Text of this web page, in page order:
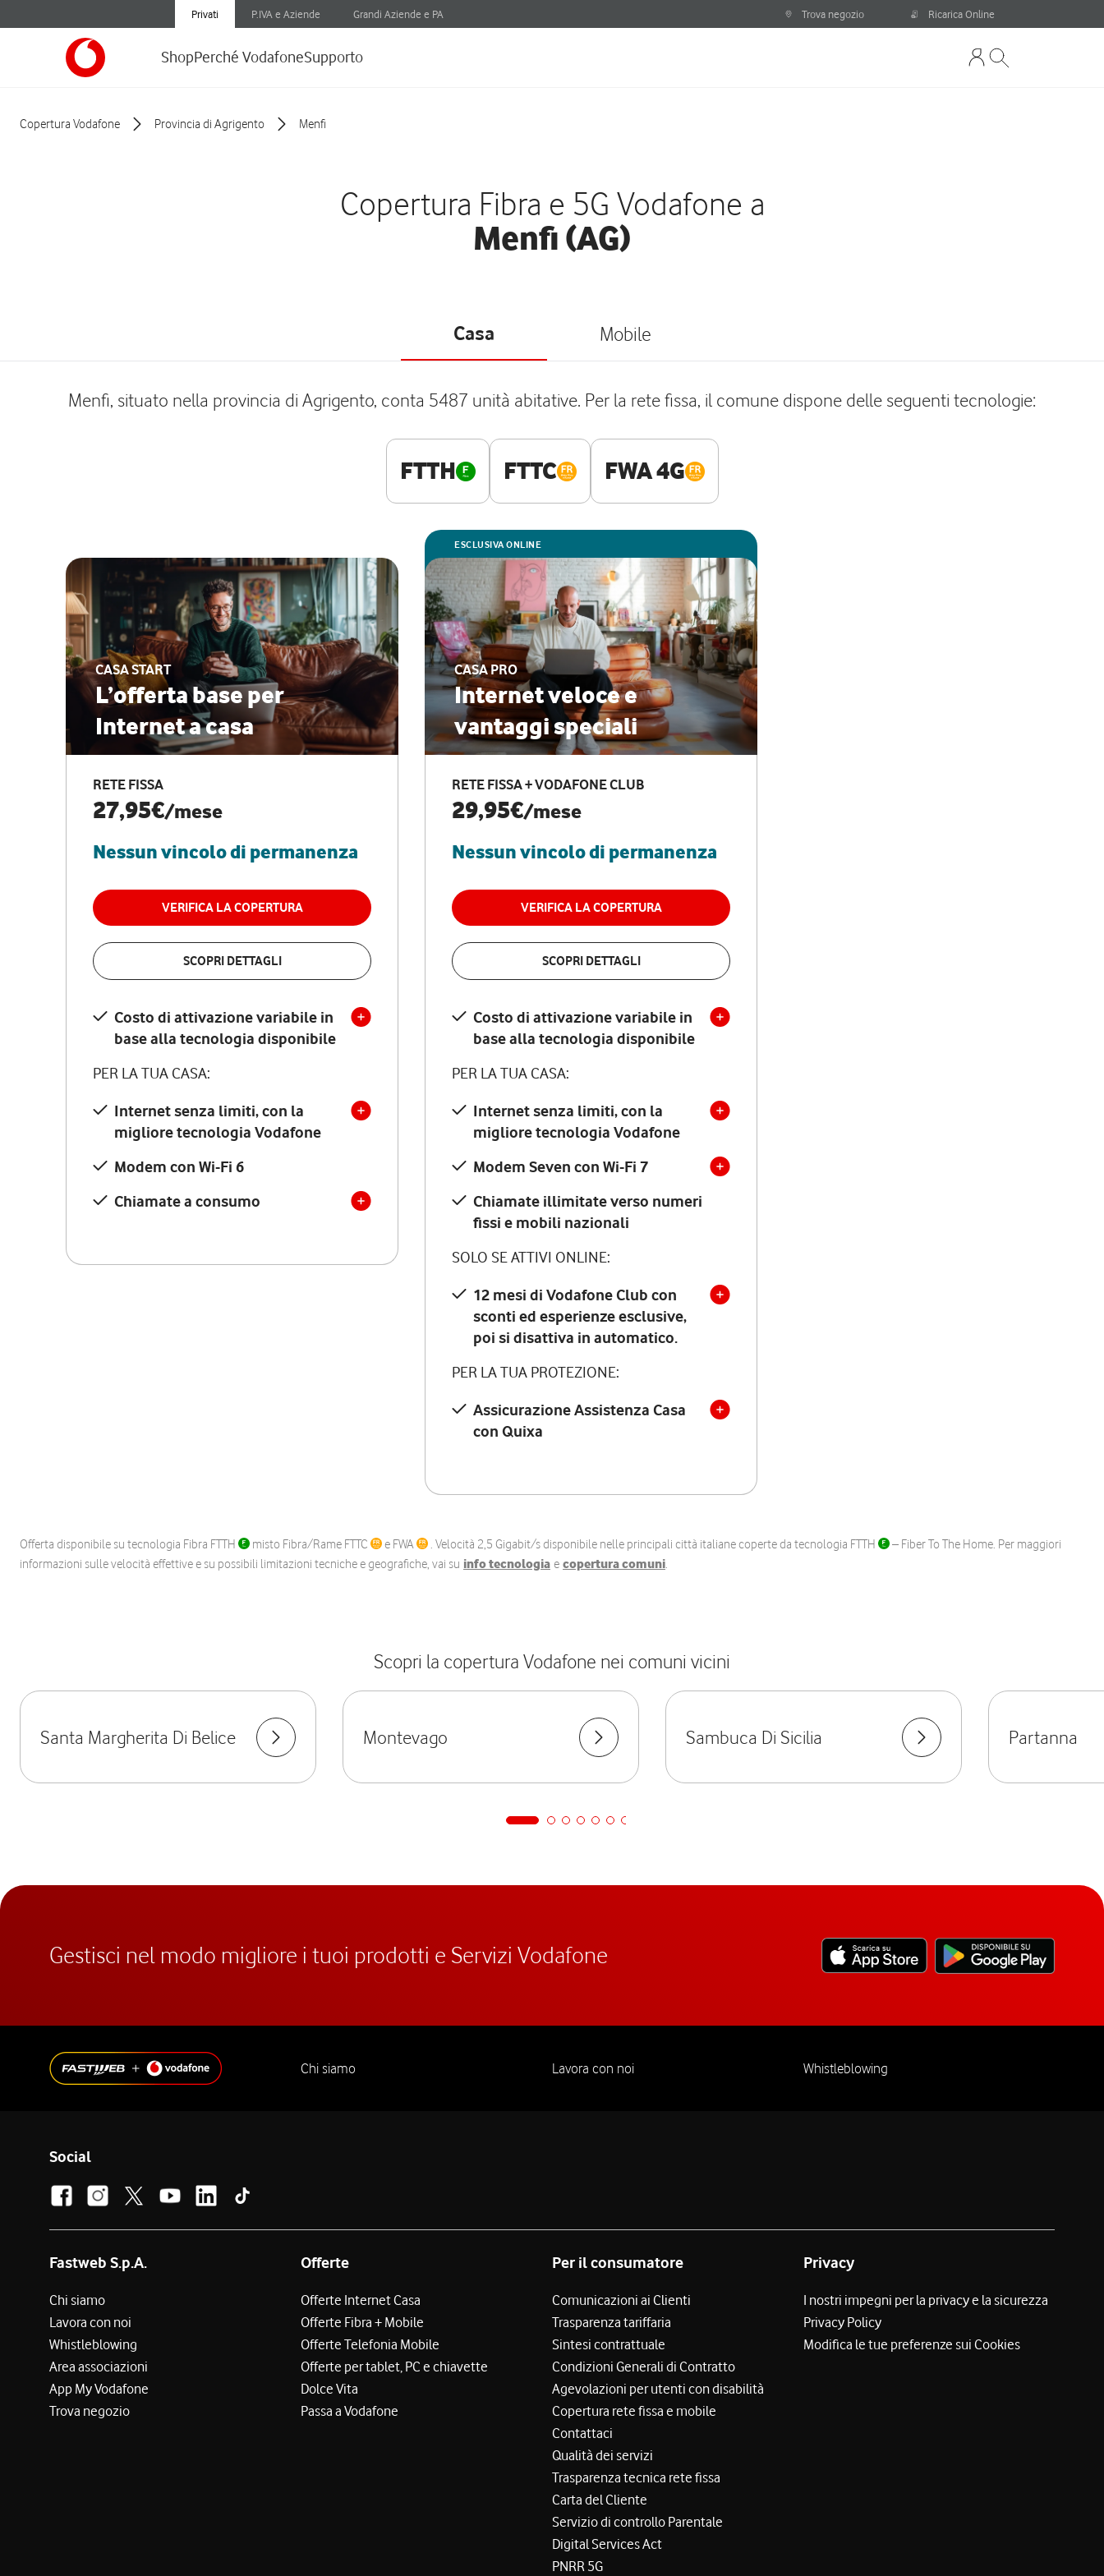
Privati P.IVA e Aziende Grandi Aziende e PA Trova negozio Ricarica Online
ShopPerché VodafoneSupporto
Copertura Vodafone Provincia di Agrigento Menfi
Copertura Fibra e 5G Vodafone a
Menfi (AG)
Casa Mobile
Menfi, situato nella provincia di Agrigento, conta 5487 unità abitative. Per la rete fissa, il comune dispone delle seguenti tecnologie:
FTTH FTTC FWA 4G
CASA START
L’offerta base per
Internet a casa
RETE FISSA
27,95€/mese
Nessun vincolo di permanenza
VERIFICA LA COPERTURA
SCOPRI DETTAGLI
Costo di attivazione variabile in
base alla tecnologia disponibile
PER LA TUA CASA:
Internet senza limiti, con la
migliore tecnologia Vodafone
Modem con Wi-Fi 6
Chiamate a consumo
ESCLUSIVA ONLINE
CASA PRO
Internet veloce e
vantaggi speciali
RETE FISSA + VODAFONE CLUB
29,95€/mese
Nessun vincolo di permanenza
VERIFICA LA COPERTURA
SCOPRI DETTAGLI
Costo di attivazione variabile in
base alla tecnologia disponibile
PER LA TUA CASA:
Internet senza limiti, con la
migliore tecnologia Vodafone
Modem Seven con Wi-Fi 7
Chiamate illimitate verso numeri
fissi e mobili nazionali
SOLO SE ATTIVI ONLINE:
12 mesi di Vodafone Club con
sconti ed esperienze esclusive,
poi si disattiva in automatico.
PER LA TUA PROTEZIONE:
Assicurazione Assistenza Casa
con Quixa
Offerta disponibile su tecnologia Fibra FTTH misto Fibra/Rame FTTC e FWA . Velocità 2,5 Gigabit/s disponibile nelle principali città italiane coperte da tecnologia FTTH
– Fiber To The Home. Per maggiori
informazioni sulle velocità effettive e su possibili limitazioni tecniche e geografiche, vai su info tecnologia e copertura comuni.
Scopri la copertura Vodafone nei comuni vicini
Santa Margherita Di Belice Montevago Sambuca Di Sicilia Partanna
Gestisci nel modo migliore i tuoi prodotti e Servizi Vodafone
Chi siamo Lavora con noi Whistleblowing
Social
Fastweb S.p.A.
Chi siamo
Lavora con noi
Whistleblowing
Area associazioni
App My Vodafone
Trova negozio
Offerte
Offerte Internet Casa
Offerte Fibra + Mobile
Offerte Telefonia Mobile
Offerte per tablet, PC e chiavette
Dolce Vita
Passa a Vodafone
Per il consumatore
Comunicazioni ai Clienti
Trasparenza tariffaria
Sintesi contrattuale
Condizioni Generali di Contratto
Agevolazioni per utenti con disabilità
Copertura rete fissa e mobile
Contattaci
Qualità dei servizi
Trasparenza tecnica rete fissa
Carta del Cliente
Servizio di controllo Parentale
Digital Services Act
PNRR 5G
Privacy
I nostri impegni per la privacy e la sicurezza
Privacy Policy
Modifica le tue preferenze sui Cookies